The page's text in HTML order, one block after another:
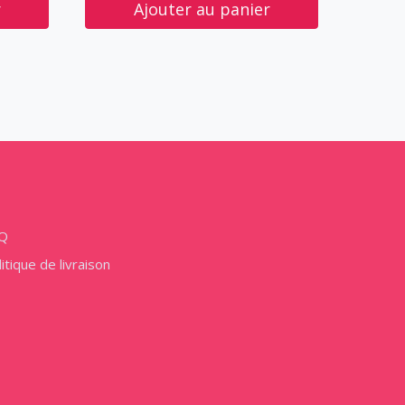
Ajouter au panier
de livraison